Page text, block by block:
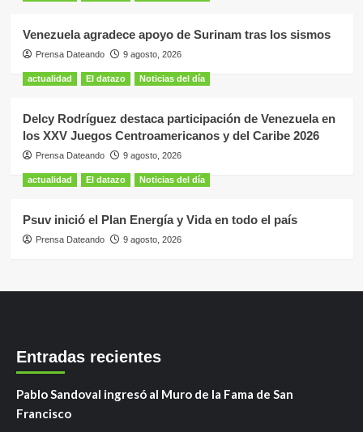
Venezuela agradece apoyo de Surinam tras los sismos
Prensa Dateando 9 agosto, 2026
actualidad El datazo Noticias del día
Delcy Rodríguez destaca participación de Venezuela en
los XXV Juegos Centroamericanos y del Caribe 2026
Prensa Dateando 9 agosto, 2026
actualidad El datazo Noticias del día
Psuv inició el Plan Energía y Vida en todo el país
Prensa Dateando 9 agosto, 2026
Entradas recientes
Pablo Sandoval ingresó al Muro de la Fama de San
Francisco